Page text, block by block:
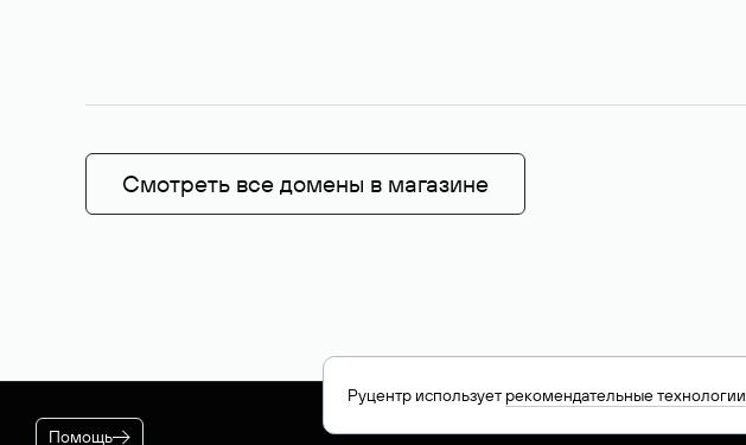
Смотреть все домены в магазине
Помощь
Руцентр использует рекомендательные технологии